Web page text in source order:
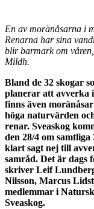
En av moränåsarna i
Renarna har sina
blir barmark om
Mildh.
Bland de 32 skogar
planerar att avverka
finns även
höga naturvärden
renar. Sveaskog
den 28/4 om
klart sagt nej till
samråd. Det är dags
skriver Leif
Nilsson, Marcus
medlemmar i
Sveaskog.